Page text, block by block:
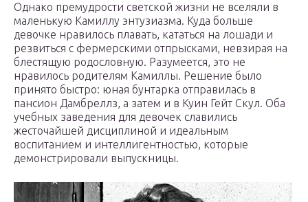
Однако премудрости светской жизни не вселяли в
маленькую Камиллу энтузиазма. Куда больше
девочке нравилось плавать, кататься на лошади и
резвиться с фермерскими отпрысками, невзирая на
блестящую родословную. Разумеется, это не
нравилось родителям Камиллы. Решение было
принято быстро: юная бунтарка отправилась в
пансион Дамбреллз, а затем и в Куин Гейт Скул. Оба
учебных заведения для девочек славились
жесточайшей дисциплиной и идеальным
воспитанием и интеллигентностью, которые
демонстрировали выпускницы.